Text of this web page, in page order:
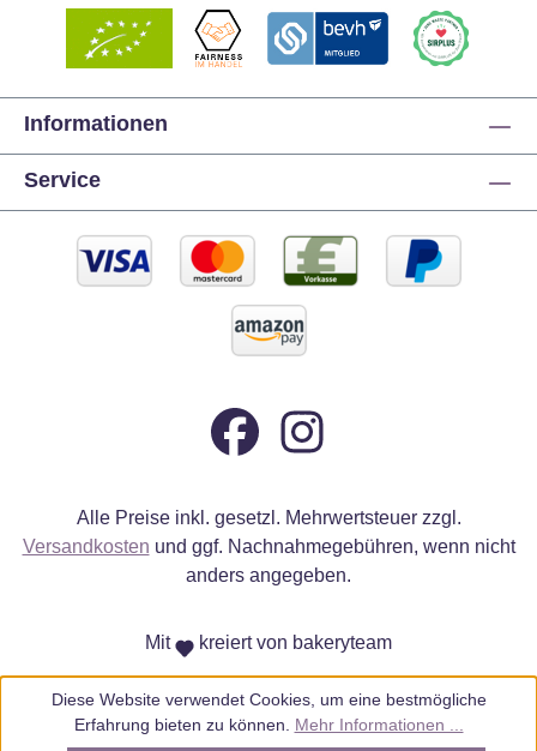
Informationen
Service
Alle Preise inkl. gesetzl. Mehrwertsteuer zzgl.
Versandkosten und ggf. Nachnahmegebühren, wenn nicht
anders angegeben.
Mit kreiert von bakeryteam
Diese Website verwendet Cookies, um eine bestmögliche
Erfahrung bieten zu können. Mehr Informationen ...